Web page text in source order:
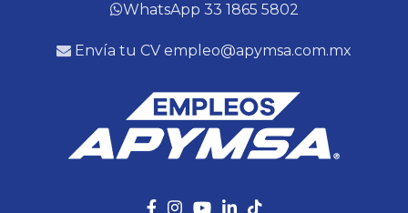
WhatsApp 33 1865 5802
Envía tu CV empleo@apymsa.com.mx